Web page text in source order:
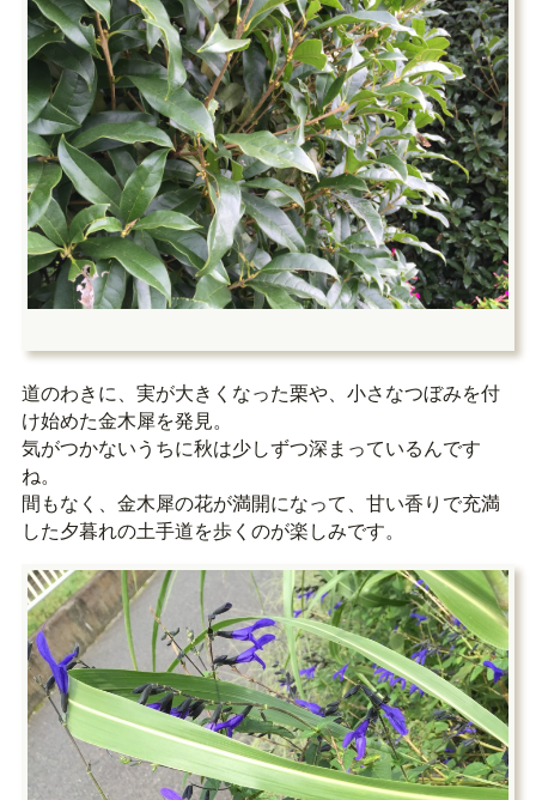
道のわきに、実が大きくなった栗や、小さなつぼみを付
け始めた金木犀を発見。
気がつかないうちに秋は少しずつ深まっているんです
ね。
間もなく、金木犀の花が満開になって、甘い香りで充満
した夕暮れの土手道を歩くのが楽しみです。